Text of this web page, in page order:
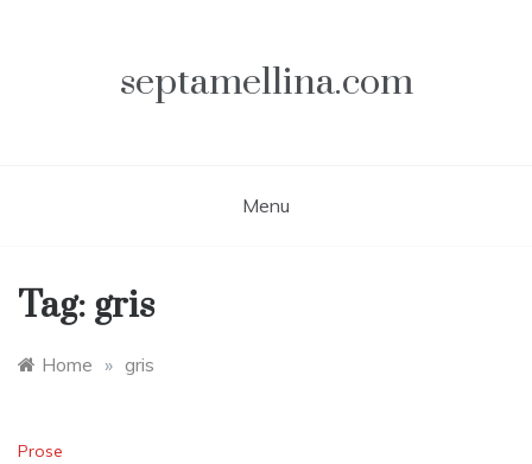
septamellina.com
Menu
Tag: gris
Home » gris
Prose